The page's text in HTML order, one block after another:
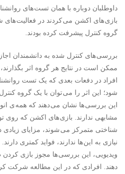
داوطلبان دوباره با همان تست های
بازی های اکشن می کردند در فعالیت های
گروه کنترل پیشرفت کرده بودند.
بررسی های کنترل شده به دانشمندان
ممکن است در نتایج هر گروه اثر
افراد در دفعات بعدی که یک تست
شود؛ این اثر را می توان با یک گروه
این بررسی ها نشان می دهند که همه ی
مشابهی ندارند. بازی های اکشن که
شناختی متمرکز می شوند، مزایای زیادی
نیازی به این ها ندارند، فواید کمتری
ویدیویی، این بررسی ها مجوز بازی کردن
دهند. افرادی که در این مطالعه شرکت